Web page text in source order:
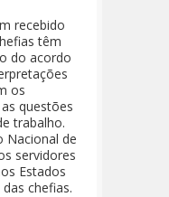
recebido
têm
do acordo
os
questões
trabalho.
Nacional de
servidores
Estados
chefias.